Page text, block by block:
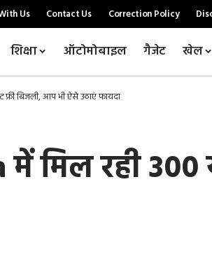
Us Contact Us Correction Policy
शिक्षा ऑटोमोबाइल गैजेट खेल
बिजली, आप भी ऐसे उठाएं फायदा
मिल रही